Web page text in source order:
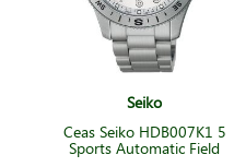
Seiko
Ceas Seiko HDB007K1 5
Sports Automatic Field